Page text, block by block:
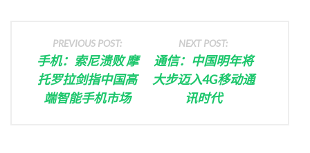
PREVIOUS POST:
手机：索尼溃败 摩
托罗拉剑指中国高
端智能手机市场
NEXT POST:
通信：中国明年将
大步迈入4G移动通
讯时代